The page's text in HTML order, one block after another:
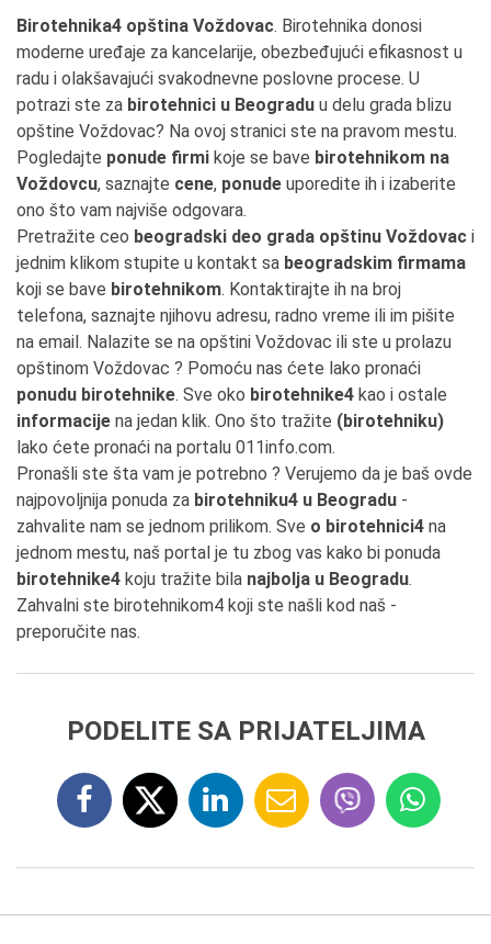
Birotehnika4 opština Voždovac. Birotehnika donosi
moderne uređaje za kancelarije, obezbeđujući efikasnost u
radu i olakšavajući svakodnevne poslovne procese. U
potrazi ste za birotehnici u Beogradu u delu grada blizu
opštine Voždovac? Na ovoj stranici ste na pravom mestu.
Pogledajte ponude firmi koje se bave birotehnikom na
Voždovcu, saznajte cene, ponude uporedite ih i izaberite
ono što vam najviše odgovara.
Pretražite ceo beogradski deo grada opštinu Voždovac i
jednim klikom stupite u kontakt sa beogradskim firmama
koji se bave birotehnikom. Kontaktirajte ih na broj
telefona, saznajte njihovu adresu, radno vreme ili im pišite
na email. Nalazite se na opštini Voždovac ili ste u prolazu
opštinom Voždovac ? Pomoću nas ćete lako pronaći
ponudu birotehnike. Sve oko birotehnike4 kao i ostale
informacije na jedan klik. Ono što tražite (birotehniku)
lako ćete pronaći na portalu 011info.com.
Pronašli ste šta vam je potrebno ? Verujemo da je baš ovde
najpovoljnija ponuda za birotehniku4 u Beogradu -
zahvalite nam se jednom prilikom. Sve o birotehnici4 na
jednom mestu, naš portal je tu zbog vas kako bi ponuda
birotehnike4 koju tražite bila najbolja u Beogradu.
Zahvalni ste birotehnikom4 koji ste našli kod naš -
preporučite nas.
PODELITE SA PRIJATELJIMA